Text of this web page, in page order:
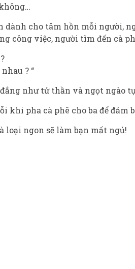
dành cho tâm hồn mỗi người,
công việc, người tìm đến cà
? “
như tử thần và ngọt ngào
khi pha cà phê cho ba để
loại ngon sẽ làm bạn mất ngủ!